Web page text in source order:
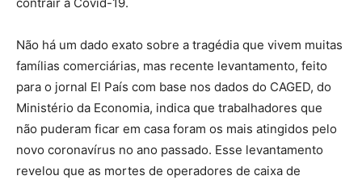
Não há um dado exato sobre a tragédia que vivem muitas
famílias comerciárias, mas recente levantamento, feito
para o jornal El País com base nos dados do CAGED, do
Ministério da Economia, indica que trabalhadores que
não puderam ficar em casa foram os mais atingidos pelo
novo coronavírus no ano passado. Esse levantamento
revelou que as mortes de operadores de caixa de